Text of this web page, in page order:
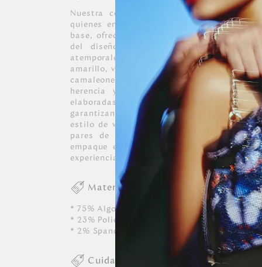
Nuestra colección de medias de algodón
quienes entienden que el estilo personal
base, ofreciendo una combinación perfecta
del diseño y la sobriedad del lujo.
atemporales como el negro y el gris, hasta
amarillo, verde y azul. A través de motivos
camaleones, junto al emblemático
herencia y la visión de nuestra firma,
elaboradas con fibras de algodón de la
garantizan un confort excepcional y la
estilo de vida. Como un gesto de
pares de nuestra colección, sus medias
empaque especial, convirtiendo una
experiencia de lujo digna de ser compartida
Materiales
* 75% Algodón
* 23% Poliester
* 2% Spandex
Cuidados